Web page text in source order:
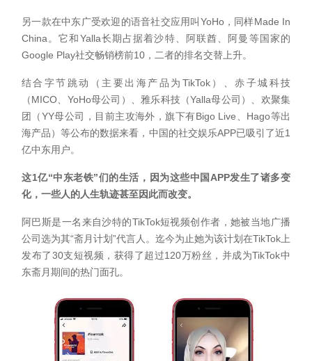
另一款在中东广受欢迎的语音社交应用叫YoHo，同样Made In
China。它和Yalla长期占据着沙特、阿联酋、阿曼等国家的
Google Play社交畅销榜前10，二者的排名交替上升。
结合字节跳动（主要出海产品为TikTok）、赤子城科技
（MICO、YoHo母公司）、雅乐科技（Yalla母公司）、欢聚集
团（YY母公司，目前主攻海外，旗下有Bigo Live、Hago等出
海产品）等公布的数据来看，中国的社交娱乐APP已吸引了近1
亿中东用户。
这1亿“中东老铁”们的生活，因为这些中国APP发生了诸多变
化，一些人的人生轨迹甚至因此而改变。
阿巴斯是一名来自沙特的TikTok短视频创作者，她被当地广播
公司选为其“斋月计划”代言人。迄今为止她为该计划在TikTok上
发布了30支短视频，获得了超过120万粉丝，并成为TikTok中
东斋月期间的热门面孔。